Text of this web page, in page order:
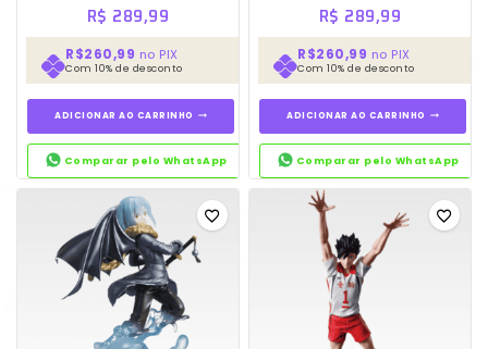
Banpresto
R$ 289,99
R$260,99 no PIX
Com 10% de desconto
ADICIONAR AO CARRINHO
Comparar pelo WhatsApp
Banpresto
R$ 289,99
R$260,99 no PIX
Com 10% de desconto
ADICIONAR AO CARRINHO
Comparar pelo WhatsApp